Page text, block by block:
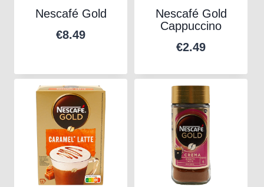
Nescafé Gold
€8.49
Nescafé Gold
Cappuccino
€2.49